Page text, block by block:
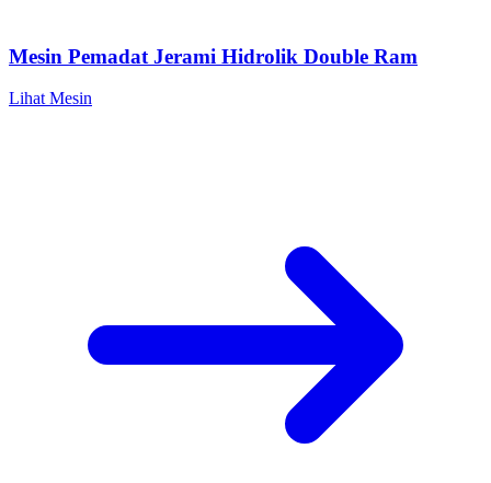
Mesin Pemadat Jerami Hidrolik Double Ram
Lihat Mesin